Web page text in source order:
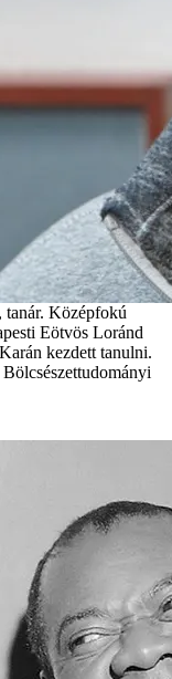
tanár. Középfokú
Eötvös Loránd
kezdett tanulni.